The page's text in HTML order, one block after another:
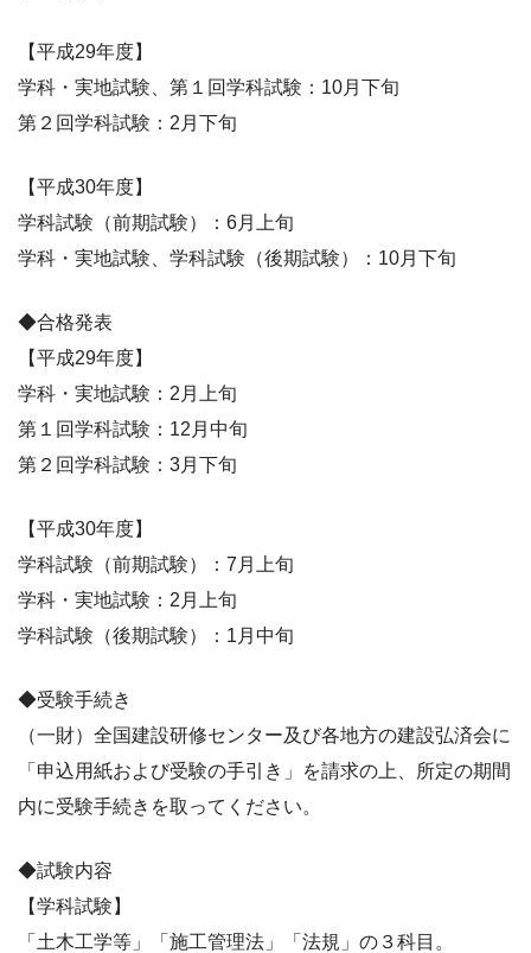
【平成29年度】
学科・実地試験、第１回学科試験：10月下旬
第２回学科試験：2月下旬
【平成30年度】
学科試験（前期試験）：6月上旬
学科・実地試験、学科試験（後期試験）：10月下旬
◆合格発表
【平成29年度】
学科・実地試験：2月上旬
第１回学科試験：12月中旬
第２回学科試験：3月下旬
【平成30年度】
学科試験（前期試験）：7月上旬
学科・実地試験：2月上旬
学科試験（後期試験）：1月中旬
◆受験手続き
（一財）全国建設研修センター及び各地方の建設弘済会に
「申込用紙および受験の手引き」を請求の上、所定の期間
内に受験手続きを取ってください。
◆試験内容
【学科試験】
「土木工学等」「施工管理法」「法規」の３科目。